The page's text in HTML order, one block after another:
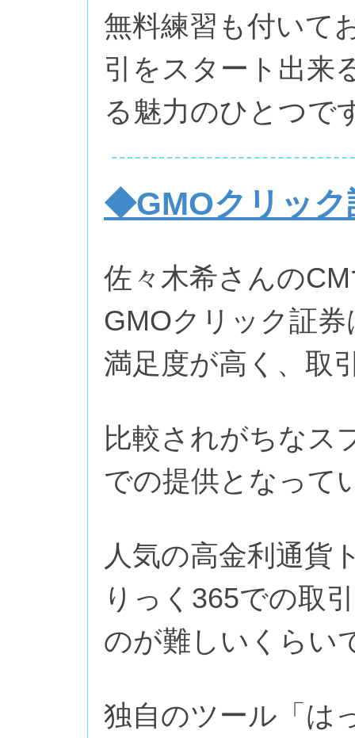
無料練習も付いて
引をスタート出来
る魅力のひとつで
◆GMOクリック
佐々木希さんの
GMOクリック証
満足度が高く、取
比較されがちなス
での提供となって
人気の高金利通貨
りっく365での取
のが難しいくらい
独自のツール「は